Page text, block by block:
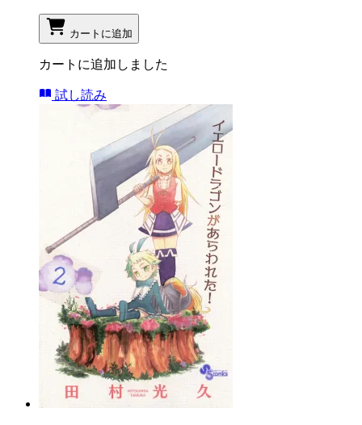
カートに追加
カートに追加しました
試し読み